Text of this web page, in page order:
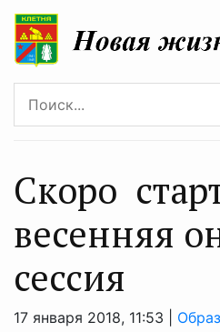
Скоро
весенняя
сессия
17 января 2018, 11:53 |